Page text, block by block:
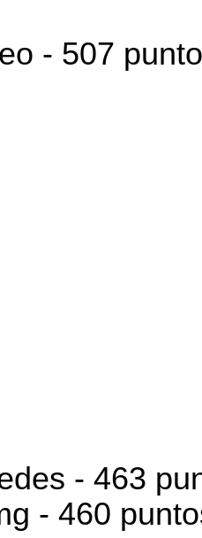
- 507
- 463
- 460